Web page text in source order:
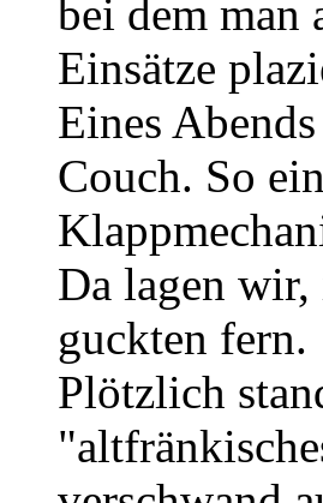
bei dem man
Einsätze
Eines
Couch. So
Da lagen
guckten fern.
Plötzlich